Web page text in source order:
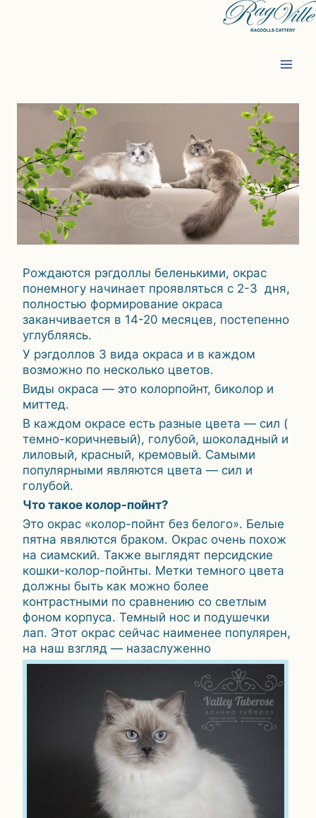
Рождаются рэгдоллы беленькими, окрас
понемногу начинает проявляться с 2-3 дня,
полностью формирование окраса
заканчивается в 14-20 месяцев, постепенно
углубляясь.
У рэгдоллов 3 вида окраса и в каждом
возможно по несколько цветов.
Виды окраса — это колорпойнт, биколор и
миттед.
В каждом окрасе есть разные цвета — сил (
темно-коричневый), голубой, шоколадный и
лиловый, красный, кремовый. Самыми
популярными являются цвета — сил и
голубой.
Что такое колор-пойнт?
Это окрас «колор-пойнт без белого». Белые
пятна явялются браком. Окрас очень похож
на сиамский. Также выглядят персидские
кошки-колор-пойнты. Метки темного цвета
должны быть как можно более
контрастными по сравнению со светлым
фоном корпуса. Темный нос и подушечки
лап. Этот окрас сейчас наименее популярен,
на наш взгляд — назаслуженно